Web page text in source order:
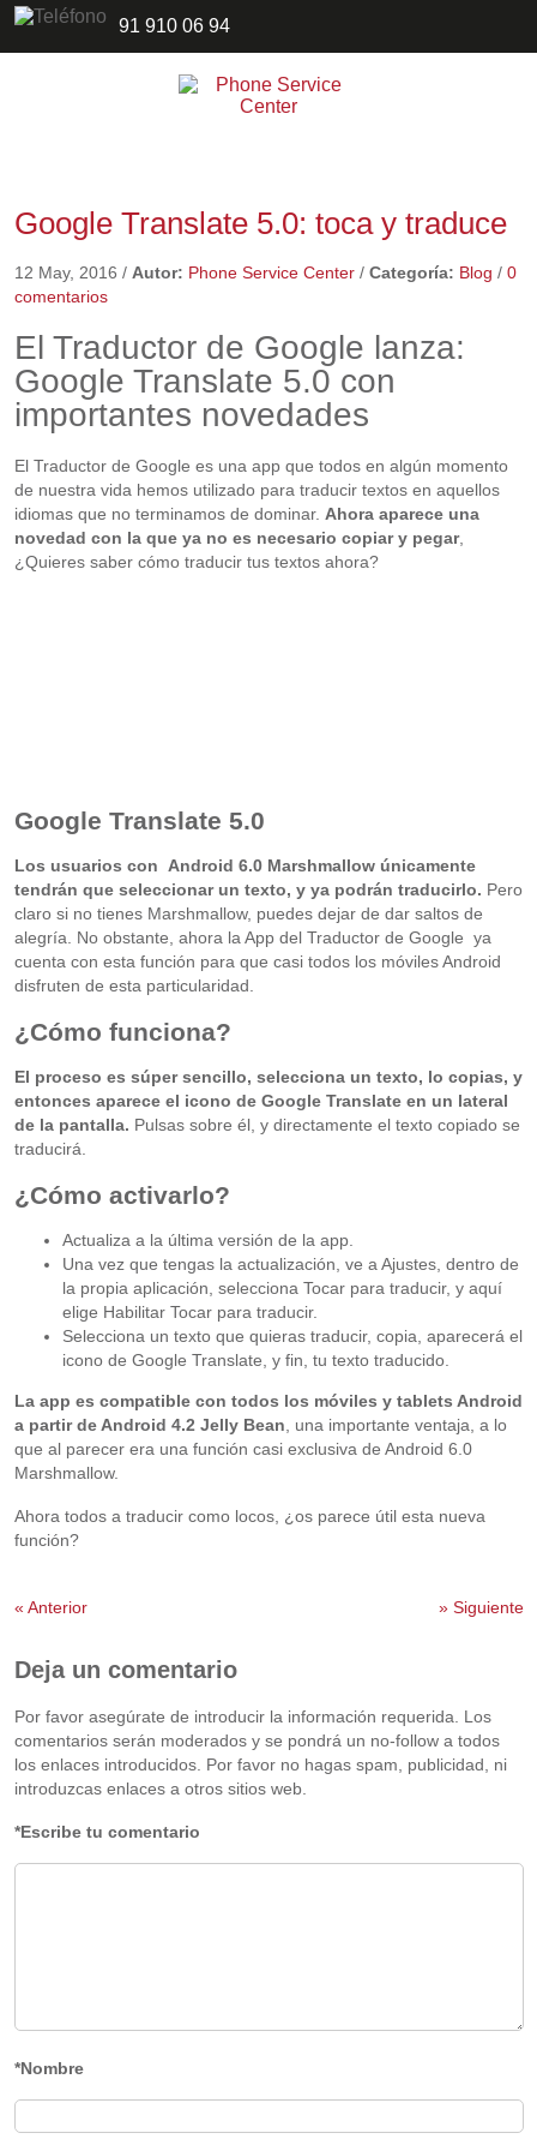
91 910 06 94
Google Translate 5.0: toca y traduce
12 May, 2016 / Autor: Phone Service Center/ Categoría: Blog / 0
comentarios
El Traductor de Google lanza:
Google Translate 5.0 con
importantes novedades
El Traductor de Google es una app que todos en algún momento
de nuestra vida hemos utilizado para traducir textos en aquellos
idiomas que no terminamos de dominar. Ahora aparece una
novedad con la que ya no es necesario copiar y pegar,
¿Quieres saber cómo traducir tus textos ahora?
Google Translate 5.0
Los usuarios con Android 6.0 Marshmallow únicamente
tendrán que seleccionar un texto, y ya podrán traducirlo. Pero
claro si no tienes Marshmallow, puedes dejar de dar saltos de
alegría. No obstante, ahora la App del Traductor de Google ya
cuenta con esta función para que casi todos los móviles Android
disfruten de esta particularidad.
¿Cómo funciona?
El proceso es súper sencillo, selecciona un texto, lo copias, y
entonces aparece el icono de Google Translate en un lateral
de la pantalla. Pulsas sobre él, y directamente el texto copiado se
traducirá.
¿Cómo activarlo?
Actualiza a la última versión de la app.
Una vez que tengas la actualización, ve a Ajustes, dentro de
la propia aplicación, selecciona Tocar para traducir, y aquí
elige Habilitar Tocar para traducir.
Selecciona un texto que quieras traducir, copia, aparecerá el
icono de Google Translate, y fin, tu texto traducido.
La app es compatible con todos los móviles y tablets Android
a partir de Android 4.2 Jelly Bean , una importante ventaja, a lo
que al parecer era una función casi exclusiva de Android 6.0
Marshmallow.
Ahora todos a traducir como locos, ¿os parece útil esta nueva
función?
« Anterior »Siguiente
Deja un comentario
Por favor asegúrate de introducir la información requerida. Los
comentarios serán moderados y se pondrá un no-follow a todos
los enlaces introducidos. Por favor no hagas spam, publicidad, ni
introduzcas enlaces a otros sitios web.
*Escribe tu comentario
*Nombre